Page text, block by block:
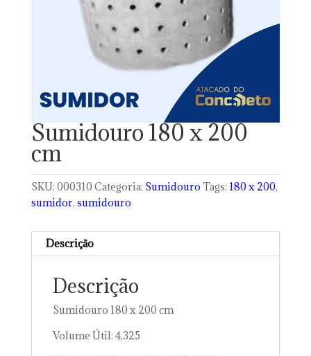
Sumidouro 180 x 200
cm
SKU: 000310 Categoria: Sumidouro Tags: 180 x 200,
sumidor, sumidouro
Descrição
Descrição
Sumidouro 180 x 200 cm
Volume Útil: 4,325